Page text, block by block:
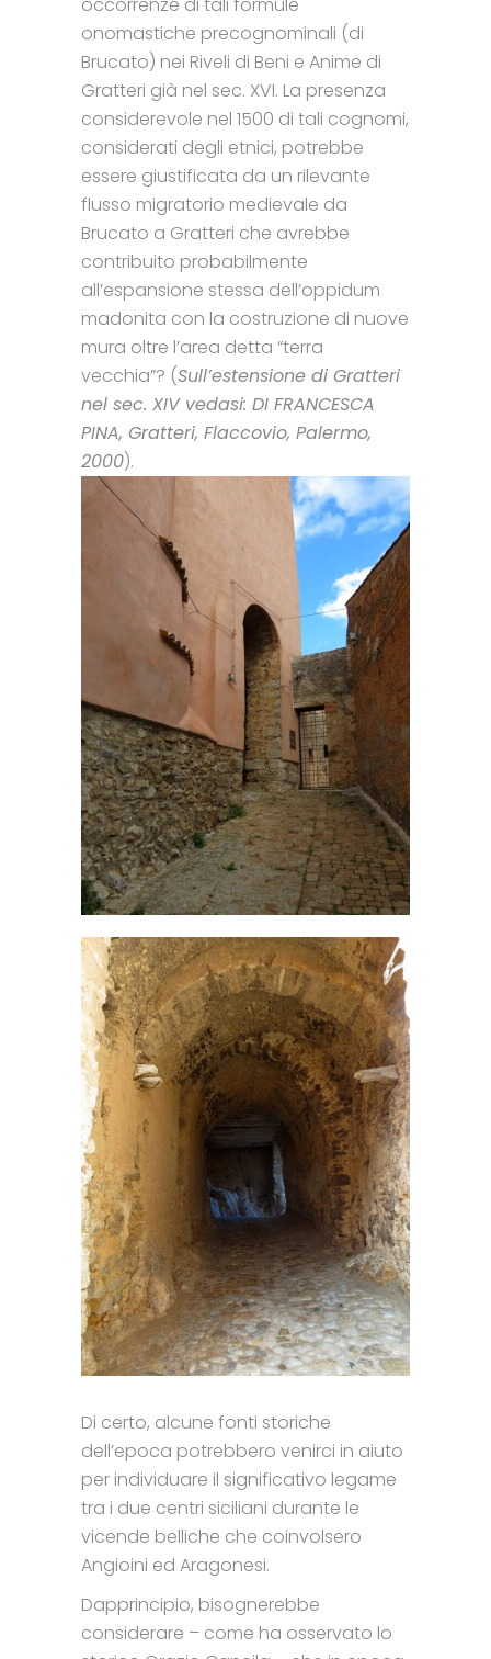
onomastiche precognominali (di
Brucato) nei Riveli di Beni e Anime di
Gratteri già nel sec. XVI. La presenza
considerevole nel 1500 di tali cognomi,
considerati degli etnici, potrebbe
essere giustificata da un rilevante
flusso migratorio medievale da
Brucato a Gratteri che avrebbe
contribuito probabilmente
all’espansione stessa dell’oppidum
madonita con la costruzione di nuove
mura oltre l’area detta “terra
vecchia”? (Sull’estensione di Gratteri
nel sec. XIV vedasi: DI FRANCESCA
PINA, Gratteri, Flaccovio, Palermo,
2000).
Di certo, alcune fonti storiche
dell’epoca potrebbero venirci in aiuto
per individuare il significativo legame
tra i due centri siciliani durante le
vicende belliche che coinvolsero
Angioini ed Aragonesi.
Dapprincipio, bisognerebbe
considerare – come ha osservato lo